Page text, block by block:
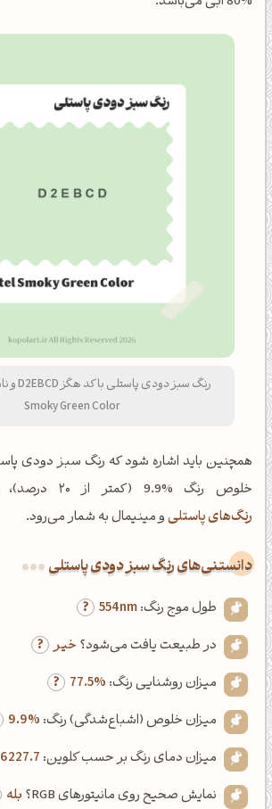
Smoky Green Color
خلوص رنگ %9.9 (کمتر از ۲۰ درصد)، از اعضای خانواده
رنگ‌های پاستلیو مینیمال به شمار می‌رود.
دانستنی‌های رنگ سبز دودی پاستلی
طول موج رنگ:554nm
در طبیعت یافت می‌شود؟ خیر
میزان روشنایی رنگ: 77.5%
میزان خلوص (اشباع‌شدگی) رنگ: 9.9%
میزان دمای رنگ بر حسب کلوین: 6227.7
نمایش صحیح روی مانیتورهای RGB؟
بله